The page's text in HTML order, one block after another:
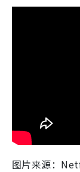
图片来源：